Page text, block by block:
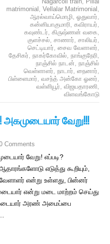
matrimonial , Vellalar Matrimonial ,
ஆரல்வாய்மொழி, ஓதுவார்,
கன்னியாகுமாரி, கவிராயர்,
கவுண்டர், கிருஷ்ணன் வகை,
குளச்சல், சாணார், சாலியர்,
செட்டியார், சைவ வேளாளர்,
தேசிகர், நாகர்கோவில், நாங்குநேரி,
நாஞ்சில் நாடன், நாஞ்சில்
வெள்ளாளர், நாடார், நைனார்,
பிள்ளைமார், வசந்த் அன்கோ ஓனர்,
வள்ளியூர், விஜயதாரணி,
விளவங்கோடு
அகமுடையார் வேறு!!!
Comments
வேறு! எப்படி?
எடுத்து கூறியும்,
என்று உள்ளது, பின்னர்
என்று மடை மாற்றம் செய்து
அரண் அமைப்பை